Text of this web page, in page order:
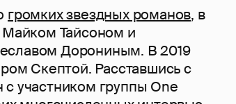
громких звездных романов, в
Тайсоном и
Дорониным. В 2019
Скептой. Расставшись с
участником группы One